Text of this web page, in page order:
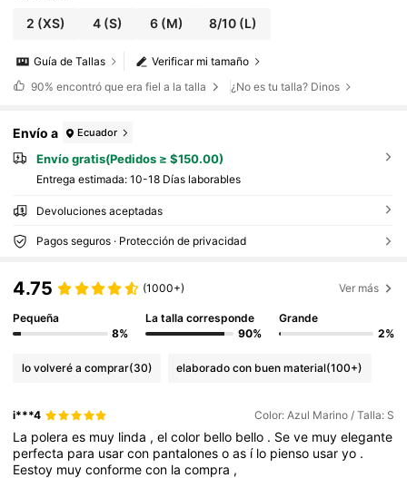
2 (XS) 4(S) 6(M) 8/10 (L)
Verificar mi tamaño
Guía de Tallas
90% encontró que era fiel a la talla ¿No es tu talla? Dinos
Envío a Ecuador
Envío gratis(Pedidos ≥ $150.00)
Entrega estimada: 10-18 Días laborables
Devoluciones aceptadas
Pagos seguros · Protección de privacidad
4.75 (1000+) Ver más
Pequeña
8%
La talla corresponde
90%
Grande
2%
lo volveré a comprar(30) elaborado con buen material(100+)
i***4 Color: Azul Marino / Talla: S
La poleraes muy linda ,elcolor bello bello . Seve muyelegante
perfecta para usarcon pantalonesoas í lo pienso usaryo .
Eestoy muyconformecon lacompra ,